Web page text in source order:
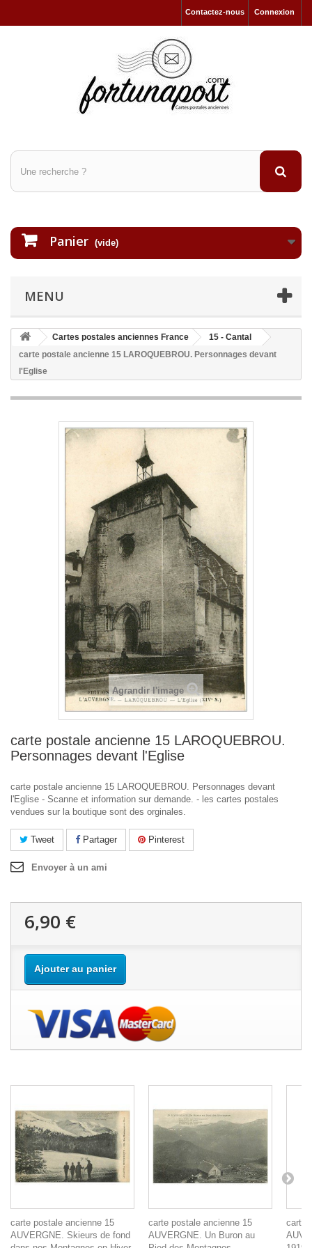
Connexion
Contactez-nous
Panier (vide)
MENU
Cartes postales anciennes France
15 - Cantal
carte postale ancienne 15 LAROQUEBROU. Personnages devant
l'Eglise
Agrandir l'image
carte postale ancienne 15 LAROQUEBROU.
Personnages devant l'Eglise
carte postale ancienne 15 LAROQUEBROU. Personnages devant
l'Eglise - Scanne et information sur demande. - les cartes postales
vendues sur la boutique sont des orginales.
Tweet Partager Pinterest
Envoyer à un ami
6,90 €
Ajouter au panier
carte postale ancienne 15
AUVERGNE. Skieurs de fond
carte postale ancienne 15
AUVERGNE. Un Buron au
carte